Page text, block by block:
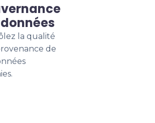
la qualité
de